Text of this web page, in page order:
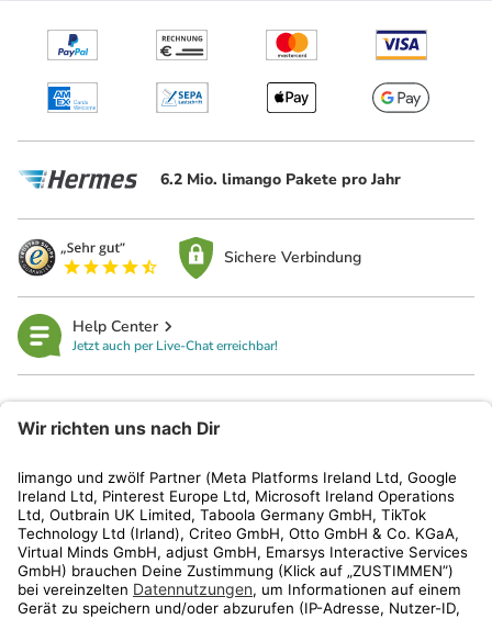
6.2 Mio. limango Pakete pro Jahr
Sichere Verbindung
Help Center
Jetzt auch per Live-Chat erreichbar!
Kundenservice
Shop
Aktionen